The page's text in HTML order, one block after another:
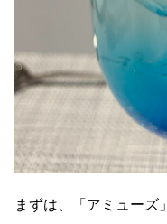
まずは、「アミューズ」